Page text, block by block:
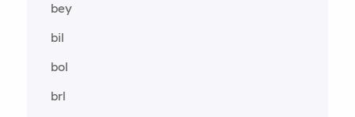
bey
bil
bol
brl